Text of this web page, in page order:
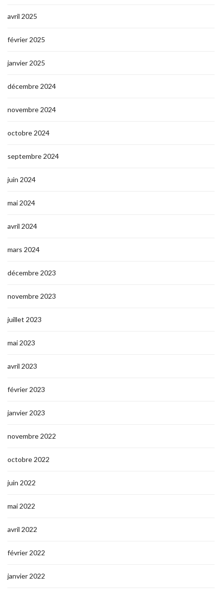
avril 2025
février 2025
janvier 2025
décembre 2024
novembre 2024
octobre 2024
septembre 2024
juin 2024
mai 2024
avril 2024
mars 2024
décembre 2023
novembre 2023
juillet 2023
mai 2023
avril 2023
février 2023
janvier 2023
novembre 2022
octobre 2022
juin 2022
mai 2022
avril 2022
février 2022
janvier 2022